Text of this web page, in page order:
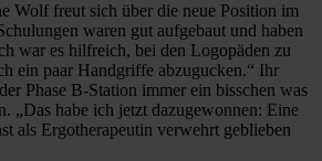
Wolf freut sich über die neue Position im
waren gut aufgebaut und haben
war es hilfreich, bei den Logopäden zu
ein paar Handgriffe abzugucken.“ Ihr
Phase B-Station immer ein bisschen was
„Das habe ich jetzt dazugewonnen: Eine
als Ergotherapeutin verwehrt geblieben